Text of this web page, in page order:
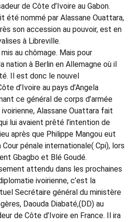
de Côte d’Ivoire au Gabon.
été nommé par Alassane Ouattara,
son accession au pouvoir, est en
à Libreville.
au chômage. Mais pour
nation à Berlin en Allemagne où il
Il est donc le nouvel
d’Ivoire au pays d’Angela
ce général de corps d’armée
Alassane Ouattara fait
lui avaient prêté l’intention de
après que Philippe Mangou eut
pénale internationale( Cpi), lors
Gbagbo et Blé Goudé.
attendu dans les prochaines
ivoirienne, c’est la
Secrétaire général du ministère
Daouda Diabaté,(DD) au
de Côte d’Ivoire en France. Il ira